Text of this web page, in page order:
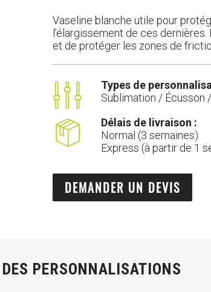
Vaseline blanche utile pour
l’élargissement de ces
et de protéger les zones de
Types de
Sublimation / Écusson
Délais de livraison :
Normal (3 semaines)
Express (à partir de 1
DEMANDER UN DEVIS
PERSONNALISATIONS